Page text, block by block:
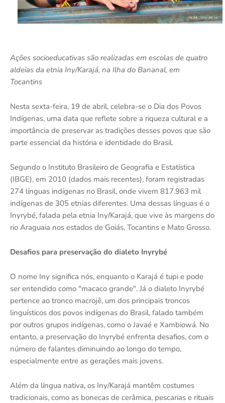
Ações socioeducativas são realizadas em escolas de quatro
aldeias da etnia Iny/Karajá, na Ilha do Bananal, em
Tocantins
Nesta sexta-feira, 19 de abril, celebra-se o Dia dos Povos
Indígenas, uma data que reflete sobre a riqueza cultural e a
importância de preservar as tradições desses povos que são
parte essencial da história e identidade do Brasil.
Segundo o Instituto Brasileiro de Geografia e Estatística
(IBGE), em 2010 (dados mais recentes), foram registradas
274 línguas indígenas no Brasil, onde vivem 817.963 mil
indígenas de 305 etnias diferentes. Uma dessas línguas é o
Inyrybé, falada pela etnia Iny/Karajá, que vive às margens do
rio Araguaia nos estados de Goiás, Tocantins e Mato Grosso.
Desafios para preservação do dialeto Inyrybé
O nome Iny significa nós, enquanto o Karajá é tupi e pode
ser entendido como "macaco grande". Já o dialeto Inyrybé
pertence ao tronco macrojê, um dos principais troncos
linguísticos dos povos indígenas do Brasil, falado também
por outros grupos indígenas, como o Javaé e Xambiowá. No
entanto, a preservação do Inyrybé enfrenta desafios, com o
número de falantes diminuindo ao longo do tempo,
especialmente entre as gerações mais jovens.
Além da língua nativa, os Iny/Karajá mantêm costumes
tradicionais, como as bonecas de cerâmica, pescarias e rituais